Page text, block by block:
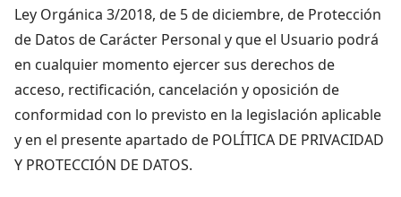
Ley Orgánica 3/2018, de 5 de diciembre, de Protección
de Datos de Carácter Personal y que el Usuario podrá
en cualquier momento ejercer sus derechos de
acceso, rectificación, cancelación y oposición de
conformidad con lo previsto en la legislación aplicable
y en el presente apartado de POLÍTICA DE PRIVACIDAD
Y PROTECCIÓN DE DATOS.